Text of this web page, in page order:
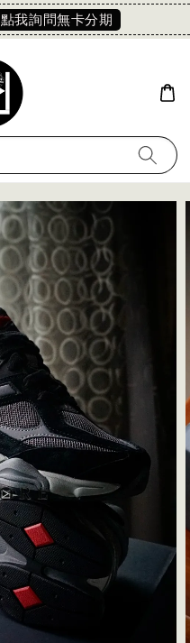
點我詢問無卡分期